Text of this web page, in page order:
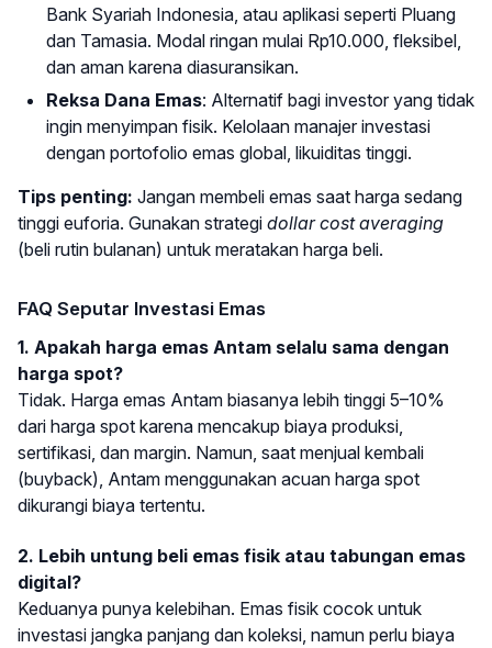
Bank Syariah Indonesia, atau aplikasi seperti Pluang
dan Tamasia. Modal ringan mulai Rp10.000, fleksibel,
dan aman karena diasuransikan.
Reksa Dana Emas: Alternatif bagi investor yang tidak
ingin menyimpan fisik. Kelolaan manajer investasi
dengan portofolio emas global, likuiditas tinggi.
Tips penting: Jangan membeli emas saat harga sedang
tinggi euforia. Gunakan strategi dollar cost averaging
(beli rutin bulanan) untuk meratakan harga beli.
FAQ Seputar Investasi Emas
1. Apakah harga emas Antam selalu sama dengan
harga spot?
Tidak. Harga emas Antam biasanya lebih tinggi 5–10%
dari harga spot karena mencakup biaya produksi,
sertifikasi, dan margin. Namun, saat menjual kembali
(buyback), Antam menggunakan acuan harga spot
dikurangi biaya tertentu.
2. Lebih untung beli emas fisik atau tabungan emas
digital?
Keduanya punya kelebihan. Emas fisik cocok untuk
investasi jangka panjang dan koleksi, namun perlu biaya